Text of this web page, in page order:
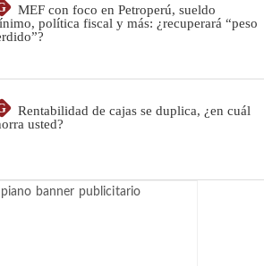
MEF con foco en Petroperú, sueldo
política fiscal y más: ¿recuperará “peso
Rentabilidad de cajas se duplica, ¿en cuál
usted?